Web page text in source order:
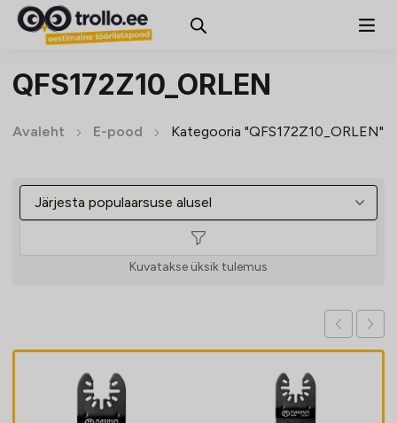
QFS172Z10_ORLEN
Avaleht E-pood Kategooria "QFS172Z10_ORLEN"
Kuvatakse üksik tulemus